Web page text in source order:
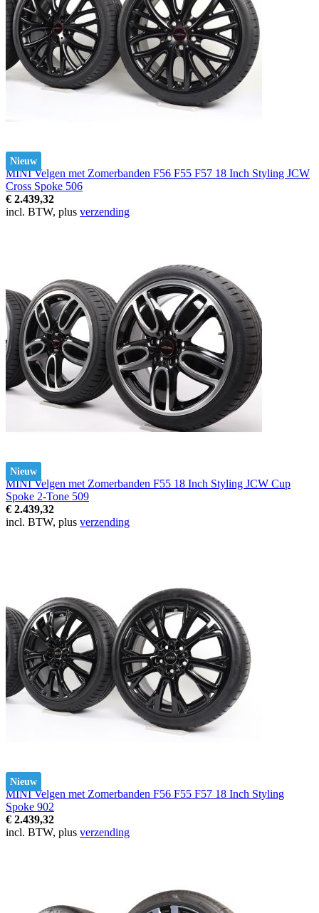
Nieuw
MINI Velgen met Zomerbanden F56 F55 F57 18 Inch Styling JCW
Cross Spoke 506
€ 2.439,32
incl. BTW, plus verzending
Nieuw
MINI Velgen met Zomerbanden F55 18 Inch Styling JCW Cup
Spoke 2-Tone 509
€ 2.439,32
incl. BTW, plus verzending
Nieuw
MINI Velgen met Zomerbanden F56 F55 F57 18 Inch Styling
Spoke 902
€ 2.439,32
incl. BTW, plus verzending